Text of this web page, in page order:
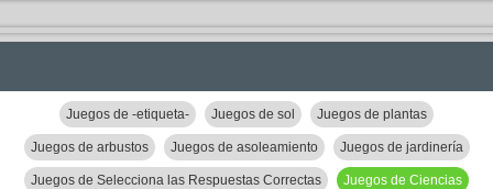
Juegos de -etiqueta- Juegos de sol Juegos de plantas
Juegos de arbustos Juegos de asoleamiento Juegos de jardinería
Juegos de Selecciona las Respuestas Correctas Juegos de Ciencias